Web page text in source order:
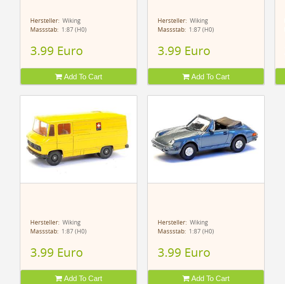
Hersteller: Wiking
Massstab: 1:87 (H0)
3.99 Euro
Add To Cart
Hersteller:Wiking
Massstab:1:87 (H0)
3.99 Euro
Add To Cart
Hersteller: Wiking
Massstab: 1:87 (H0)
3.99 Euro
Add To Cart
Hersteller:Wiking
Massstab:1:87 (H0)
3.99 Euro
Add To Cart